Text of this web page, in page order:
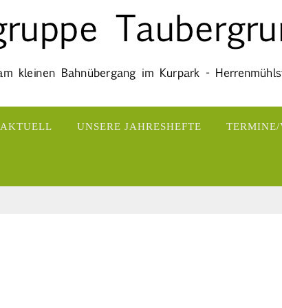
AKTUELL UNSERE JAHRESHEFTE